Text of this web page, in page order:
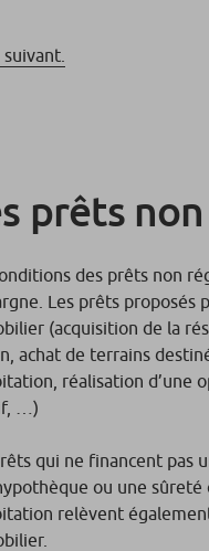
prêts
des prêts non
Les prêts
(acquisition de la
achat de terrains
réalisation d’une
…)
qui ne financent pas
ou une sûreté
relèvent